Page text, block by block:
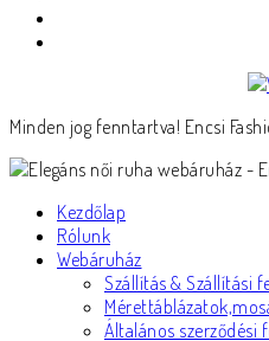
Minden jog fenntartva! Encsi
Kezdőlap
Rólunk
Webáruház
Szállítás & Szállítási
Általános szerződési